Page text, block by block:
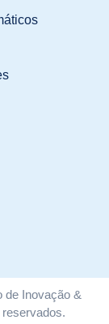
de Inovação &